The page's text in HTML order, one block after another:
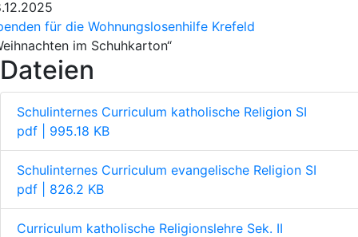
für die Wohnungslosenhilfe Krefeld
im Schuhkarton“
Dateien
Schulinternes Curriculum katholische Religion SI
pdf | 995.18 KB
Schulinternes Curriculum evangelische Religion SI
pdf | 826.2 KB
Curriculum katholische Religionslehre Sek. II